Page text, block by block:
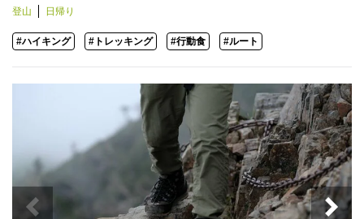
登山 日帰り
#ハイキング #トレッキング #行動食 #ルート